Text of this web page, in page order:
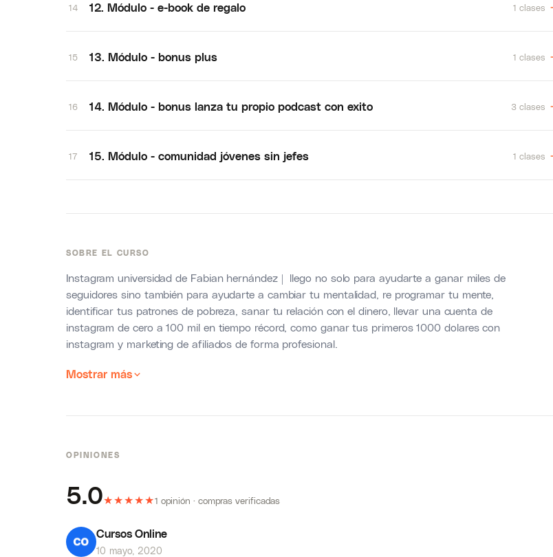
SOBRE EL CURSO
Instagram universidad de Fabian hernández | llego no solo para ayudarte a ganar miles de
seguidores sino también para ayudarte a cambiar tu mentalidad, re programar tu mente,
identificar tus patrones de pobreza, sanar tu relación con el dinero, llevar una cuenta de
instagram de cero a 100 mil en tiempo récord, como ganar tus primeros 1000 dolares con
instagram y marketing de afiliados de forma profesional.
Mostrar más
14 12. Módulo - e-book de regalo 1 clases
15 13. Módulo - bonus plus 1 clases
16 14. Módulo - bonus lanza tu propio podcast con exito 3 clases
17 15. Módulo - comunidad jóvenes sin jefes 1 clases
OPINIONES
5.0★★★★★1 opinión · compras verificadas
Cursos Online
10 mayo, 2020